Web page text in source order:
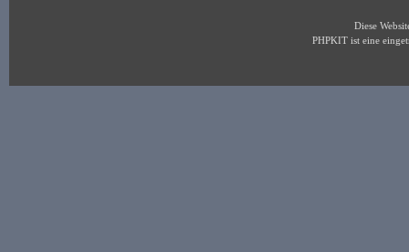
Diese
PHPKIT ist eine